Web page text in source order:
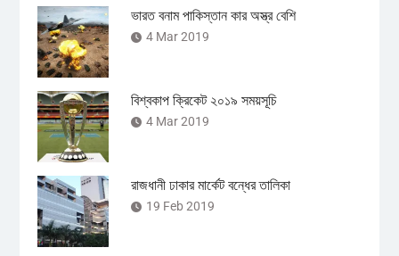
ভারত বনাম পাকিস্তান কার অস্ত্র বেশি
4 Mar 2019
বিশ্বকাপ ক্রিকেট ২০১৯ সময়সূচি
4 Mar 2019
রাজধানী ঢাকার মার্কেট বন্ধের তালিকা
19 Feb 2019